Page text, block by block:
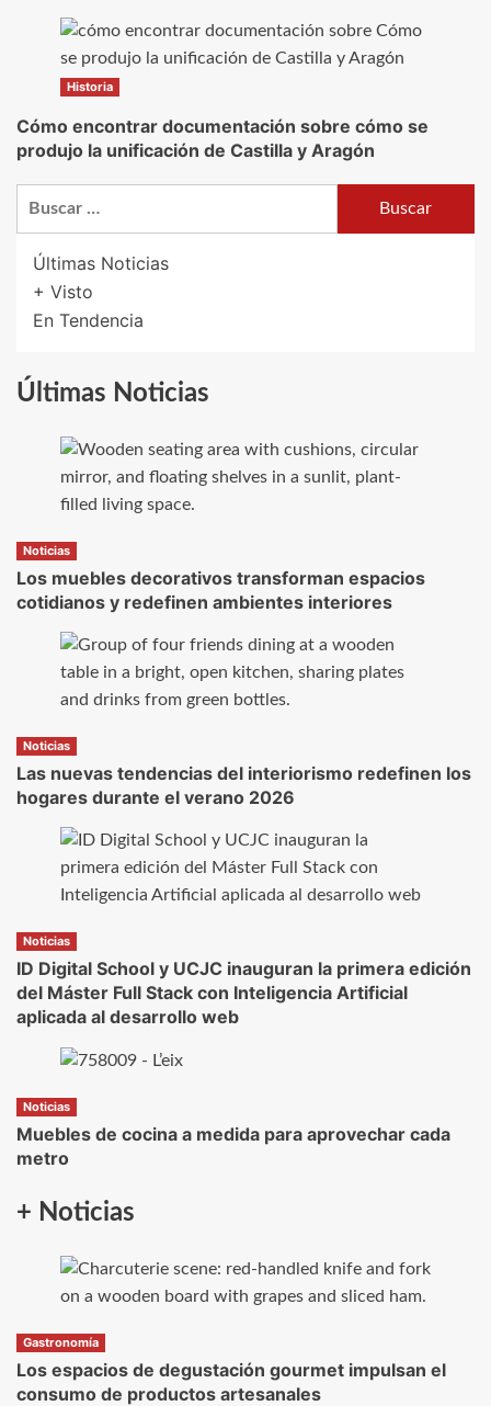
Historia
Cómo encontrar documentación sobre cómo se
produjo la unificación de Castilla y Aragón
Últimas Noticias
+ Visto
En Tendencia
Últimas Noticias
Noticias
Los muebles decorativos transforman espacios
cotidianos y redefinen ambientes interiores
Noticias
Las nuevas tendencias del interiorismo redefinen los
hogares durante el verano 2026
Noticias
ID Digital School y UCJC inauguran la primera edición
del Máster Full Stack con Inteligencia Artificial
aplicada al desarrollo web
Noticias
Muebles de cocina a medida para aprovechar cada
metro
+ Noticias
Gastronomía
Los espacios de degustación gourmet impulsan el
consumo de productos artesanales